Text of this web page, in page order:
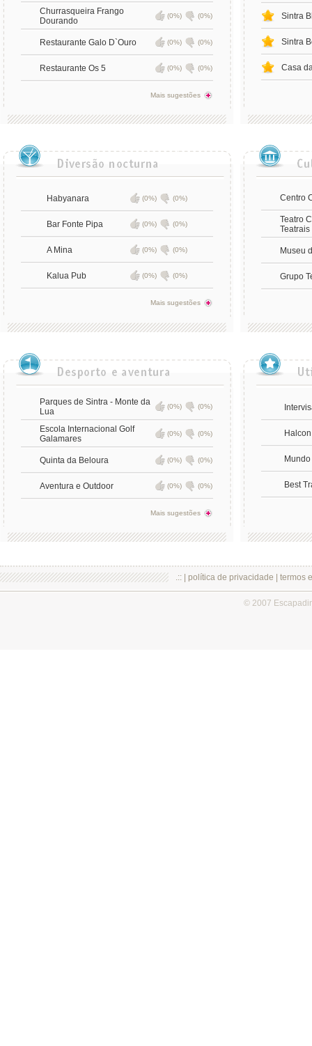
Churrasqueira Frango
Dourando
(0%) (0%)
Restaurante Galo D`Ouro (0%) (0%)
Restaurante Os 5 (0%) (0%)
Mais sugestões
Sintra
Sintra
Casa
Habyanara (0%) (0%)
Bar Fonte Pipa (0%) (0%)
A Mina (0%) (0%)
Kalua Pub (0%) (0%)
Mais sugestões
Centro
Teatro
Teatrais
Museu
Grupo
Parques de Sintra - Monte da
Lua
(0%) (0%)
Escola Internacional Golf
Galamares
(0%) (0%)
Quinta da Beloura (0%) (0%)
Aventura e Outdoor (0%) (0%)
Mais sugestões
Halcon
Best
.:: | política de privacidade termos
© 2007